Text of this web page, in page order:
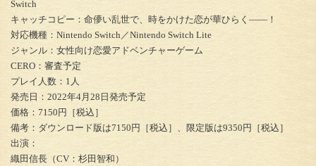
Switch
キャッチコピー：命儚い乱世で、時をかけた恋が華ひらく――！
対応機種：Nintendo Switch／Nintendo Switch Lite
ジャンル：女性向け恋愛アドベンチャーゲーム
CERO：審査予定
プレイ人数：1人
発売日：2022年4月28日発売予定
価格：7150円［税込］
備考：ダウンロード版は7150円［税込］、限定版は9350円［税込］
出演：
織田信長（CV：杉田智和）